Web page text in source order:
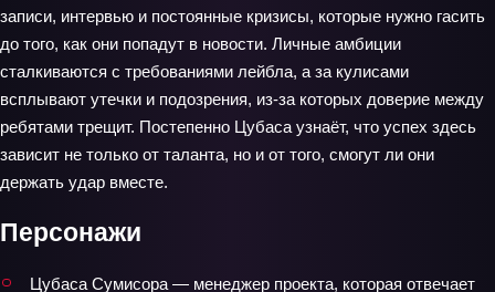
записи, интервью и постоянные кризисы, которые нужно гасить
до того, как они попадут в новости. Личные амбиции
сталкиваются с требованиями лейбла, а за кулисами
всплывают утечки и подозрения, из‑за которых доверие между
ребятами трещит. Постепенно Цубаса узнаёт, что успех здесь
зависит не только от таланта, но и от того, смогут ли они
держать удар вместе.
Персонажи
Цубаса Сумисора — менеджер проекта, которая отвечает